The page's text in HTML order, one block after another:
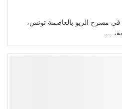
في مسرح الريو بالعاصمة تونس،
…